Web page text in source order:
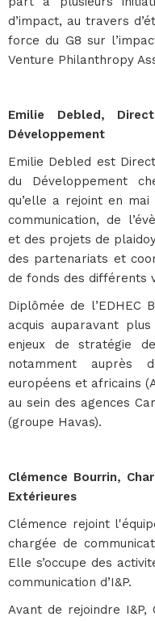
d’impact, au travers
force du G8 sur
Venture Philanthropy
Emilie Debled,
Développement
Emilie Debled est
du Développement
qu’elle a rejoint en
communication, de
et des projets de
des partenariats et
de fonds des différents
Diplômée de l’EDHEC
acquis auparavant
enjeux de stratégie
notamment auprès
européens et africains
au sein des agences
(groupe Havas).
Clémence Bourrin,
Extérieures
Clémence rejoint
chargée de
Elle s’occupe des
communication d’I&P.
Avant de rejoindre